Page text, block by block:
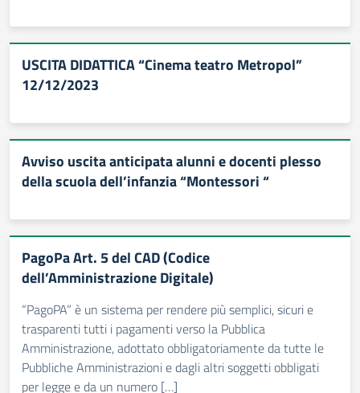
USCITA DIDATTICA “Cinema teatro Metropol”
12/12/2023
Avviso uscita anticipata alunni e docenti plesso
della scuola dell’infanzia “Montessori “
PagoPa Art. 5 del CAD (Codice
dell’Amministrazione Digitale)
“PagoPA” è un sistema per rendere più semplici, sicuri e
trasparenti tutti i pagamenti verso la Pubblica
Amministrazione, adottato obbligatoriamente da tutte le
Pubbliche Amministrazioni e dagli altri soggetti obbligati
per legge e da un numero […]